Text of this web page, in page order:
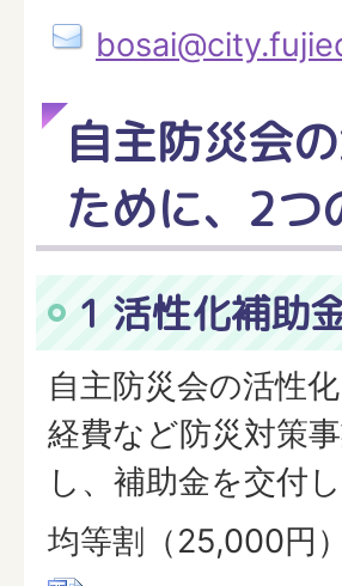
自主防災会
ために、2つ
1 活性化補助
自主防災会の活性
経費など防災対策
し、補助金を交付し
均等割（25,000円